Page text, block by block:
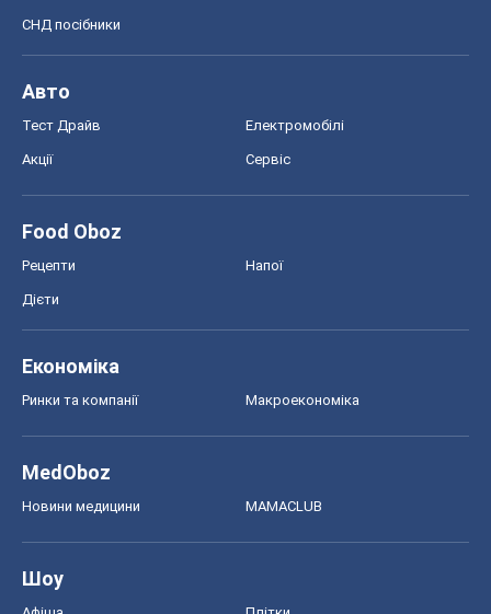
СНД посібники
Авто
Тест Драйв Електромобілі
Акції Сервіс
Food Oboz
Рецепти Напої
Дієти
Економіка
Ринки та компанії Макроекономіка
MedOboz
Новини медицини MAMACLUB
Шоу